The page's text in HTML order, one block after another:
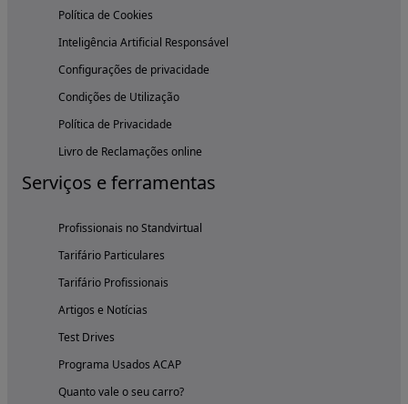
Política de Cookies
Inteligência Artificial Responsável
Configurações de privacidade
Condições de Utilização
Política de Privacidade
Livro de Reclamações online
Serviços e ferramentas
Profissionais no Standvirtual
Tarifário Particulares
Tarifário Profissionais
Artigos e Notícias
Test Drives
Programa Usados ACAP
Quanto vale o seu carro?